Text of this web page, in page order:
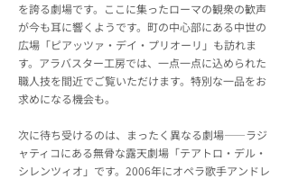
を誇る劇場です。ここに集ったローマの観衆の歓声
が今も耳に響くようです。町の中心部にある中世の
広場「ピアッツァ・デイ・プリオーリ」も訪れま
す。アラバスター工房では、一点一点に込められた
職人技を間近でご覧いただけます。特別な一品をお
求めになる機会も。
次に待ち受けるのは、まったく異なる劇場――ラジ
ャティコにある無骨な露天劇場「テアトロ・デル・
シレンツィオ」です。2006年にオペラ歌手アンドレ